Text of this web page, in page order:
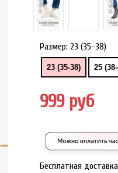
Размер: 23 (35-38)
23 (35-38) 25
999 руб
Бесплатная